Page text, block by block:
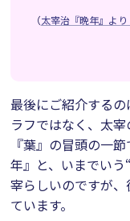
（太宰治『晩年』よ
最後にご紹介する
ラフではなく、太
『葉』の冒頭の一
年』と、いまでい
宰らしいのですが
ています。